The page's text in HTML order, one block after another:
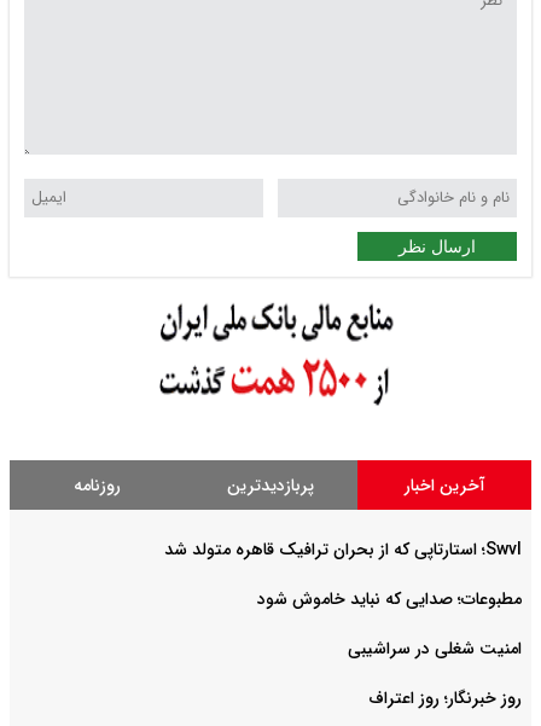
ارسال نظر
آخرین اخبار پربازدیدترین روزنامه
Swvl؛ استارتاپی که از بحران ترافیک قاهره متولد شد
مطبوعات؛ صدایی که نباید خاموش شود
امنیت شغلی در سراشیبی
روز خبرنگار؛ روز اعتراف